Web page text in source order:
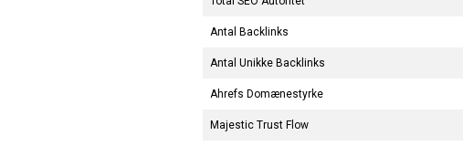
Antal Backlinks
Antal Unikke Backlinks
Ahrefs Domænestyrke
Majestic Trust Flow